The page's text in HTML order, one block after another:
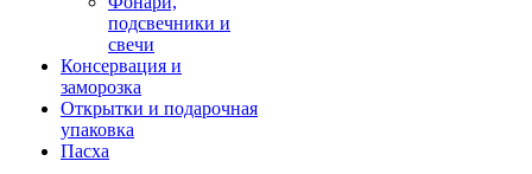
подсвечники и
свечи
Консервация и
заморозка
Открытки и подарочная
упаковка
Пасха